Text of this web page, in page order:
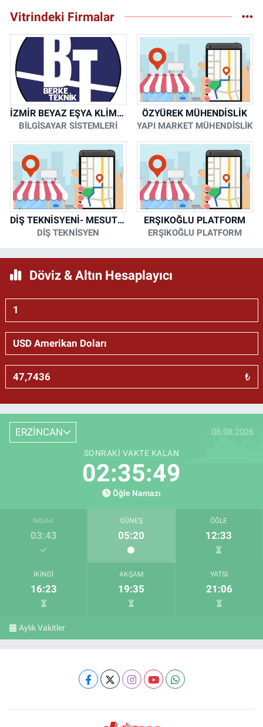
Vitrindeki Firmalar
İZMİR BEYAZ EŞYA KLİMA KOMBİ SERVİSİ
BİLGİSAYAR SİSTEMLERİ
ÖZYÜREK MÜHENDİSLİK
YAPI MARKET MÜHENDİSLİK
DİŞ TEKNİSYENİ- MESUT KORKMAZ
DİŞ TEKNİSYEN
ERŞIKOĞLU PLATFORM
ERŞIKOĞLU PLATFORM
Döviz & Altın Hesaplayıcı
₺
ERZİNCAN 08.08.2026
SONRAKI VAKTE KALAN
02:35:48
Öğle Namazı
İMSAK
03:43
GÜNEŞ
05:20
ÖĞLE
12:33
İKINDI
16:23
AKŞAM
19:35
YATSI
21:06
Aylık Vakitler